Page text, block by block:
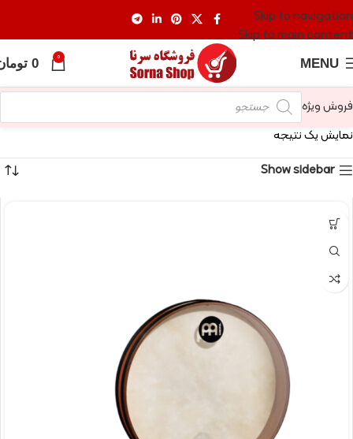
Skip to navigation
Skip to main content
MENU
0
0
فروش ویژه
نمایش یک نتیجه
Show sidebar